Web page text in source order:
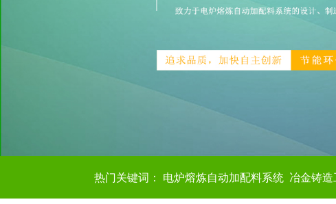
热门关键词： 电炉熔炼自动加配料系统 冶金铸